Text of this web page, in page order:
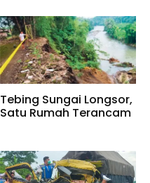
Tebing Sungai Longsor,
Satu Rumah Terancam